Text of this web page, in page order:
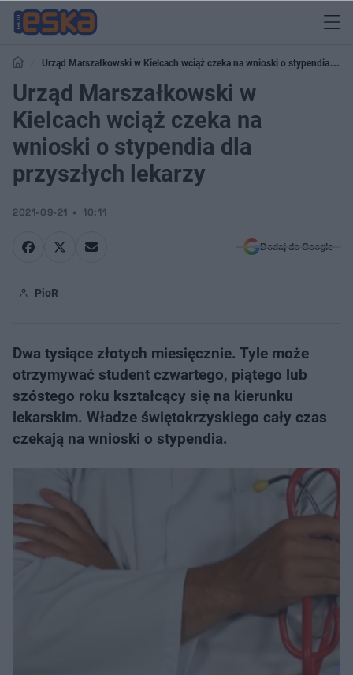
Urząd Marszałkowski w Kielcach wciąż czeka na wnioski o stypendia dla
przyszłych lekarzy
Urząd Marszałkowski w
Kielcach wciąż czeka na
wnioski o stypendia dla
przyszłych lekarzy
2021-09-21 10:11
Dodaj do Google
PioR
Dwa tysiące złotych miesięcznie. Tyle może
otrzymywać student czwartego, piątego lub
szóstego roku kształcący się na kierunku
lekarskim. Władze świętokrzyskiego cały czas
czekają na wnioski o stypendia.